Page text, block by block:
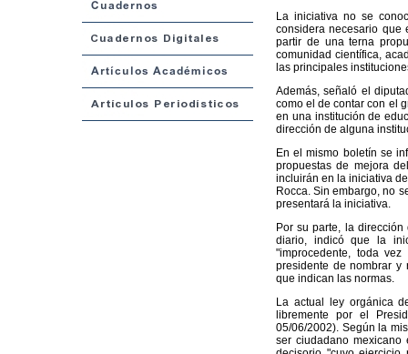
La iniciativa no se
considera necesario que
partir de una terna
comunidad científica,
las principales
Además, señaló el
como el de contar con el
en una institución de
dirección de alguna
En el mismo boletín se
propuestas de mejora
incluirán en la iniciativa
Rocca. Sin embargo, no
presentará la iniciativa.
Por su parte, la
diario, indicó que la
"improcedente, toda
presidente de nombrar y
que indican las normas.
La actual ley orgánica
libremente por el
05/06/2002). Según la
ser ciudadano